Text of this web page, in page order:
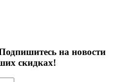
на новости
скидках!